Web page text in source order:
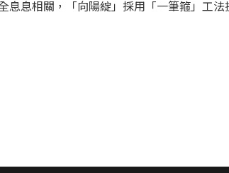
息息相關，「向陽綻」採用「一筆箍」工法